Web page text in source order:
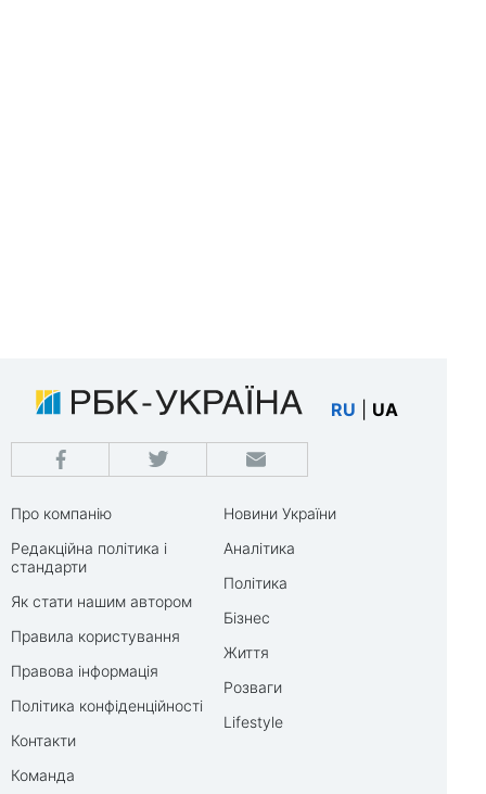
RU UA
Про компанію
Редакційна політика і
стандарти
Як стати нашим автором
Правила користування
Правова інформація
Політика конфіденційності
Контакти
Команда
Новини України
Аналітика
Політика
Бізнес
Життя
Розваги
Lifestyle